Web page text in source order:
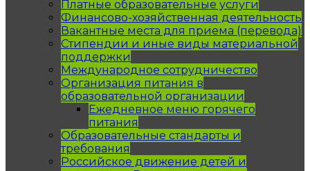
Платные образовательные услуги
Финансово-хозяйственная деятельность
Вакантные места для приема (перевода)
Стипендии и иные виды материальной
поддержки
Международное сотрудничество
Организация питания в
образовательной организации
Ежедневное меню горячего
питания
Образовательные стандарты и
требования
Российское движение детей и